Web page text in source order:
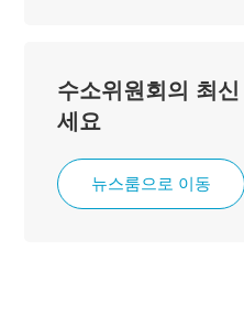
수소위원회의 최
세요
뉴스룸으로 이동